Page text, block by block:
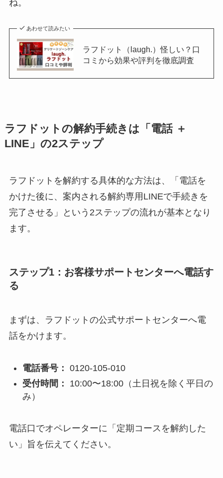
ね。
あわせて読みたい
ラフドット（laugh.）怪しい？口
コミから効果や評判を徹底調査
ラフドットの解約手続きは「電話 ＋
LINE」の2ステップ
ラフドットを解約する具体的な方法は、「電話を
かけた後に、案内される解約専用LINEで手続きを
完了させる」という2ステップの流れが基本となり
ます。
ステップ1：お客様サポートセンターへ電話す
る
まずは、ラフドットの公式サポートセンターへ電
話をかけます。
電話番号： 0120-105-010
受付時間：
10:00〜18:00（土日祝を除く平日の
み）
電話口でオペレーターに「定期コースを解約した
い」旨を伝えてください。